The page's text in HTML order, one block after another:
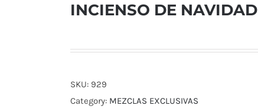
INCIENSO DE NAVIDAD
SKU: 929
Category: MEZCLAS EXCLUSIVAS